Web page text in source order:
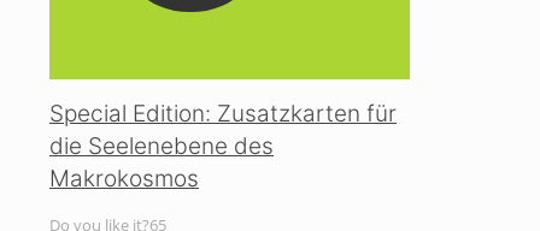
Special Edition: Zusatzkarten für
die Seelenebene des
Makrokosmos
Do you like it?65